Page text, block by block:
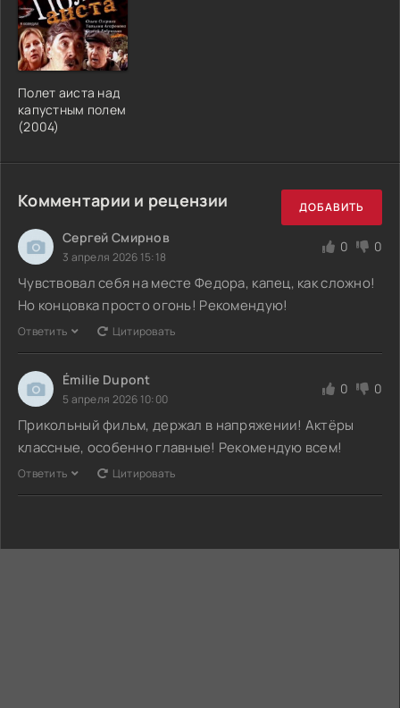
Полет аиста над
капустным полем
(2004)
Комментарии и рецензии ДОБАВИТЬ
Сергей Смирнов
3 апреля 2026 15:18
0 0
Чувствовал себя на месте Федора, капец, как сложно!
Но концовка просто огонь! Рекомендую!
Ответить Цитировать
Émilie Dupont
5 апреля 2026 10:00
0 0
Прикольный фильм, держал в напряжении! Актёры
классные, особенно главные! Рекомендую всем!
Ответить Цитировать